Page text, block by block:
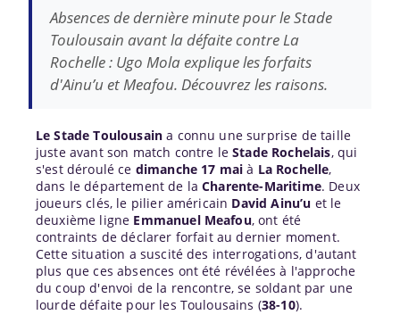
Absences de dernière minute pour le Stade
Toulousain avant la défaite contre La
Rochelle : Ugo Mola explique les forfaits
d'Ainu’u et Meafou. Découvrez les raisons.
Le Stade Toulousain a connu une surprise de taille
juste avant son match contre leStade Rochelais, qui
s'est déroulé ce dimanche 17 mai à La Rochelle,
dans le département de laCharente-Maritime. Deux
joueurs clés, le pilier américain David Ainu’u et le
deuxième ligne Emmanuel Meafou, ont été
contraints de déclarer forfait au dernier moment.
Cette situation a suscité des interrogations, d'autant
plus que ces absences ont été révélées à l'approche
du coup d'envoi de la rencontre, se soldant par une
lourde défaite pour les Toulousains (38-10).